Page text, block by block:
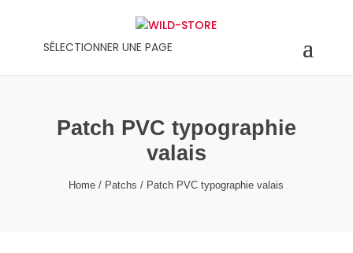
SÉLECTIONNER UNE PAGE
Patch PVC typographie
valais
Home / Patchs / Patch PVC typographie valais